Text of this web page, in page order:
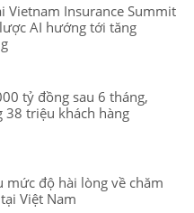
Vietnam Insurance Summit
AI hướng tới tăng
tỷ đồng sau 6 tháng,
38 triệu khách hàng
mức độ hài lòng về chăm
Việt Nam